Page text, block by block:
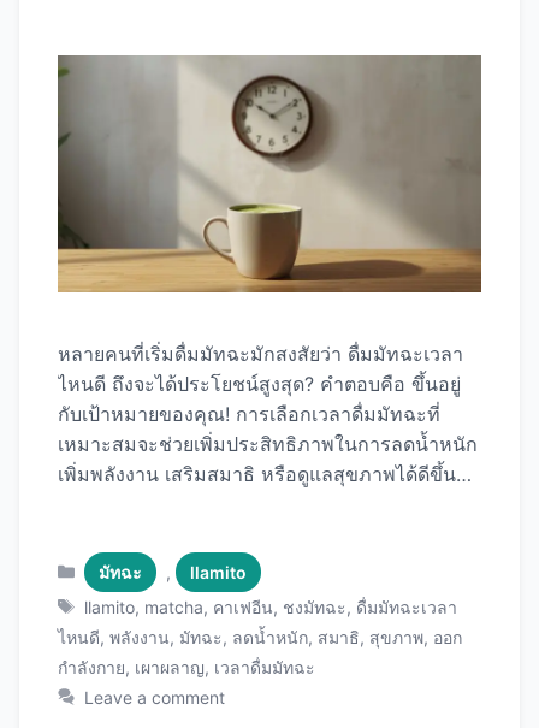
วัน แคลอรี่ 138 แคล – โปรตีน 4.7 กรัม 9% ไขมัน
หลายคนที่เริ่มดื่มมัทฉะมักสงสัยว่า ดื่มมัทฉะเวลา
ไหนดี ถึงจะได้ประโยชน์สูงสุด? คำตอบคือ ขึ้นอยู่
กับเป้าหมายของคุณ! การเลือกเวลาดื่มมัทฉะที่
เหมาะสมจะช่วยเพิ่มประสิทธิภาพในการลดน้ำหนัก
เพิ่มพลังงาน เสริมสมาธิ หรือดูแลสุขภาพได้ดีขึ้น
พร้อมเคล็ดลับการชง Llamito Matcha ให้ได้
ประโยชน์เต็มที่ตลอดวัน ทำไมเวลาถึงสำคัญกับกา
รดื่มมัทฉะ? มัทฉะมีสารสำคัญหลายชนิดที่ทำงาน
ต่างกันตามเวลาของวัน: 1. คาเฟอีน (Caffeine) มัท
ฉะมีคาเฟอีนประมาณ 35-40 มก. ต่อแก้ว ซึ่งถูก
Categories
มัทฉะ ,
llamito
Tags
llamito, matcha, คาเฟอีน, ชงมัทฉะ, ดื่มมัทฉะเวลา
ไหนดี, พลังงาน, มัทฉะ, ลดน้ำหนัก, สมาธิ, สุขภาพ, ออก
กำลังกาย, เผาผลาญ, เวลาดื่มมัทฉะ
Leave a comment